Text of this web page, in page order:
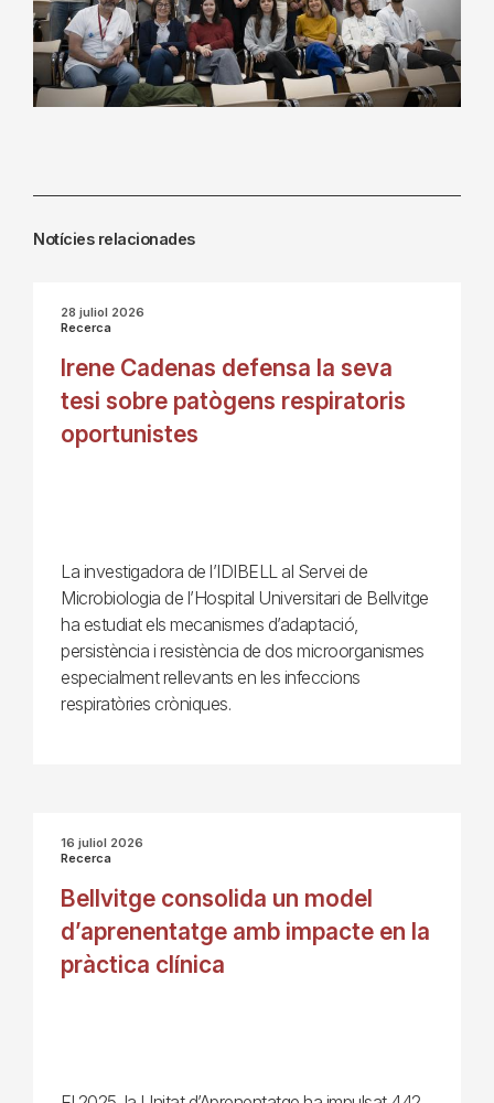
Notícies relacionades
28 juliol 2026
Recerca
Irene Cadenas defensa la seva
tesi sobre patògens respiratoris
oportunistes
La investigadora de l’IDIBELL al Servei de
Microbiologia de l’Hospital Universitari de Bellvitge
ha estudiat els mecanismes d’adaptació,
persistència i resistència de dos microorganismes
especialment rellevants en les infeccions
respiratòries cròniques.
16 juliol 2026
Recerca
Bellvitge consolida un model
d’aprenentatge amb impacte en la
pràctica clínica